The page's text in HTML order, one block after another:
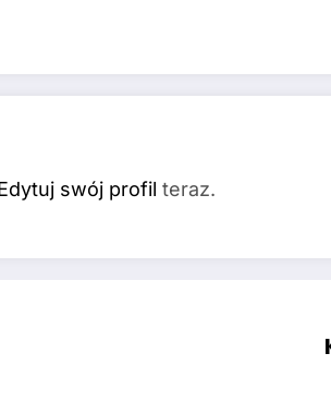
swój profil teraz.